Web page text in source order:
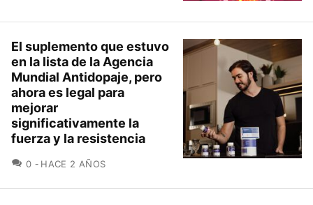
El suplemento que estuvo
en la lista de la Agencia
Mundial Antidopaje, pero
ahora es legal para
mejorar
significativamente la
fuerza y la resistencia
0 COMENTARIOS
HACE 2 AÑOS